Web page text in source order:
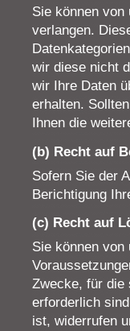
Sie können
verlangen.
wir diese nicht
wir Ihre Daten
erhalten.
Ihnen die
(b) Recht auf
Sofern Sie der
Berichtigung
(c) Recht auf
Sie können
Zwecke, für die
erforderlich
ist, widerrufen